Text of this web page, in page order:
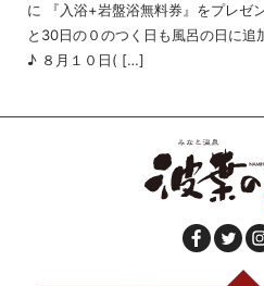
に 『入浴+岩盤浴無料券』をプレゼ
と30日の０のつく日も風呂の日に追
♪ ８月１０日( […]